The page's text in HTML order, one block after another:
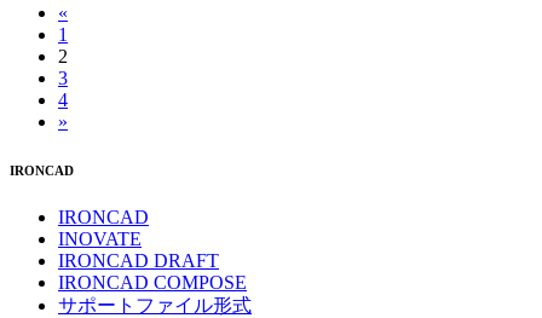
«
1
2
3
4
»
IRONCAD
IRONCAD
INOVATE
IRONCAD DRAFT
IRONCAD COMPOSE
サポートファイル形式